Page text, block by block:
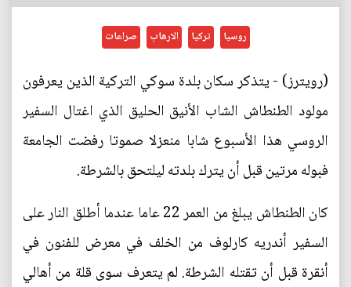
روسيا تركيا الارهاب صراعات
(رويترز) - يتذكر سكان بلدة سوكي التركية الذين يعرفون
مولود الطنطاش الشاب الأنيق الحليق الذي اغتال السفير
الروسي هذا الأسبوع شابا منعزلا صموتا رفضت الجامعة
فبوله مرتين قبل أن يترك بلدته ليلتحق بالشرطة.
كان الطنطاش يبلغ من العمر 22 عاما عندما أطلق النار على
السفير أندريه كارلوف من الخلف في معرض للفنون في
أنقرة قبل أن تقتله الشرطة. لم يتعرف سوى قلة من أهالي